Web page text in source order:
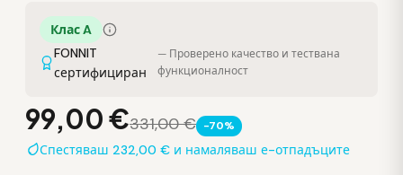
Клас A
FONNIT
сертифициран
— Проверено качество и тествана
функционалност
99,00 €331,00 € -70%
Спестяваш 232,00 € и намаляваш е-отпадъците